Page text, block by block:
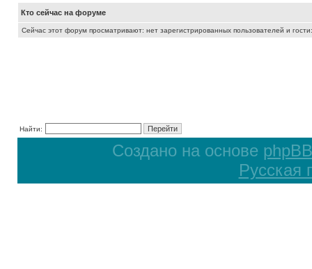
Кто сейчас на форуме
Сейчас этот форум просматривают: нет зарегистрированных пользователей и
Найти:
Создано на основе phpBB
Русская